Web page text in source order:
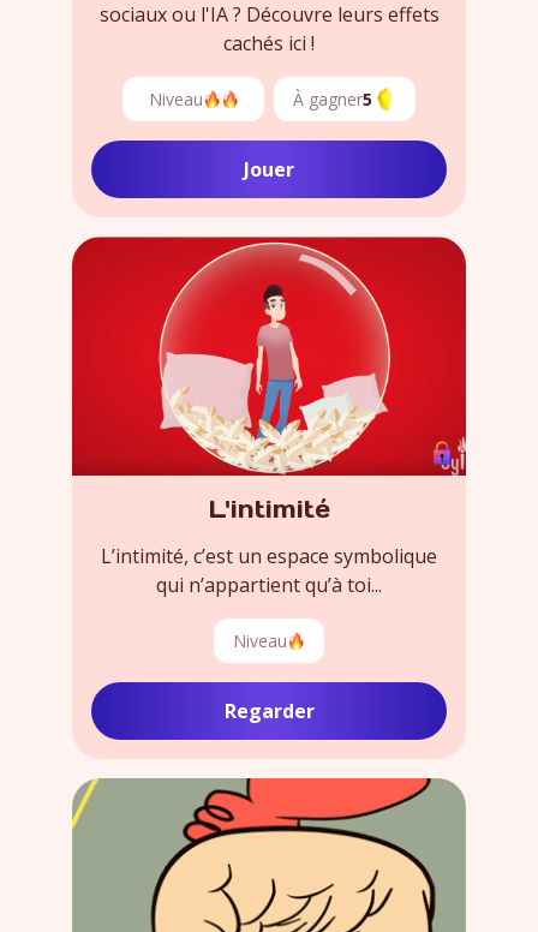
sociaux ou l'IA ? Découvre leurs effets
cachés ici !
Niveau À gagner5
Jouer
L'intimité
L’intimité, c’est un espace symbolique
qui n’appartient qu’à toi...
Niveau
Regarder